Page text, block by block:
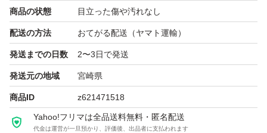
画像はあくまで例えになります
その日により作物の状態が異なる事から
太め、ずんぐり、色ムラ、傷あり品が含まれます
味は変わりませんので御安心ください
発送後のトラブルに関しましては責任を負いかねますので
ご了承ください
商品の状態 目立った傷や汚れなし
配送の方法 おてがる配送（ヤマト運輸）
発送までの日数 2〜3日で発送
発送元の地域 宮崎県
商品ID z621471518
Yahoo!フリマは全品送料無料・匿名配送
代金は運営が一旦預かり、評価後、出品者に支払われます